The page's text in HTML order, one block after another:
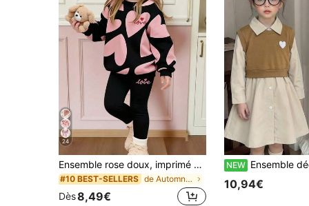
24
Ensemble rose doux, imprimé motif géométrique abstrait en forme de cœur mignon pour fille, Sweat-shirt à col rond et manches longues confortable et doux pour jeune fille, leggings, convient pour l'automne/hiver, le quotidien, le Nouvel An, les voyages, la maison, les vacances, la Saint-Valentin, les saisons douillettes
#10 BEST-SELLERS de Automne et hiver Ensembles sweat à capuche et s
Dès8,49€
NEW Ensemble décontracté 2 pièces pour filles printemps/automne, robe
10,94€